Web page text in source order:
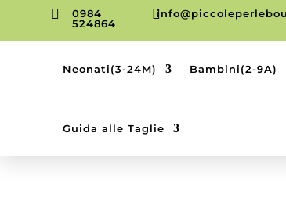

0984
524864

Neonati(3-24M) Bambini(2-9A)
Guida alle Taglie